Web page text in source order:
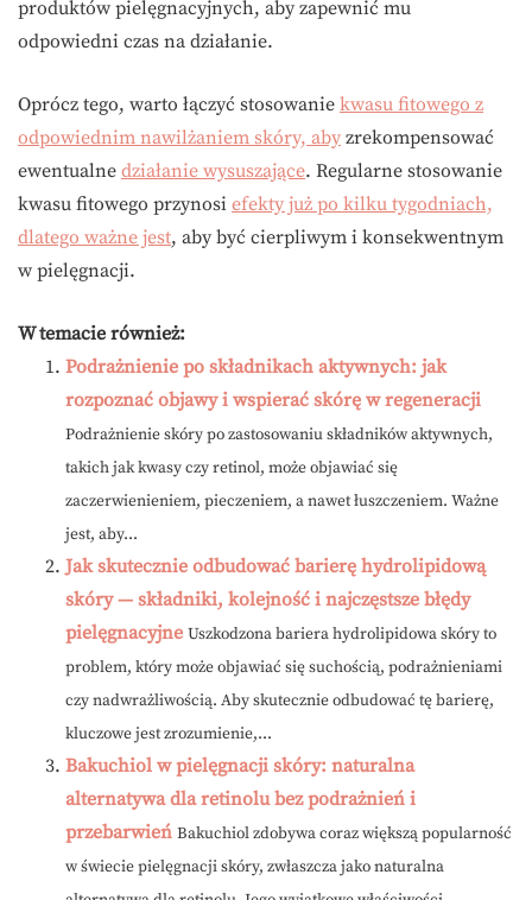
produktów pielęgnacyjnych, aby zapewnić mu
odpowiedni czas na działanie.
Oprócz tego, warto łączyć stosowanie kwasu fitowego z
odpowiednim nawilżaniem skóry, aby zrekompensować
ewentualne działanie wysuszające. Regularne stosowanie
kwasu fitowego przynosi efekty już po kilku tygodniach,
dlatego ważne jest, aby być cierpliwym i konsekwentnym
w pielęgnacji.
W temacie również:
Podrażnienie po składnikach aktywnych: jak
rozpoznać objawy i wspierać skórę w regeneracji
Podrażnienie skóry po zastosowaniu składników aktywnych,
takich jak kwasy czy retinol, może objawiać się
zaczerwienieniem, pieczeniem, a nawet łuszczeniem. Ważne
jest, aby...
Jak skutecznie odbudować barierę hydrolipidową
skóry — składniki, kolejność i najczęstsze błędy
pielęgnacyjne Uszkodzona bariera hydrolipidowa skóry to
problem, który może objawiać się suchością, podrażnieniami
czy nadwrażliwością. Aby skutecznie odbudować tę barierę,
kluczowe jest zrozumienie,...
Bakuchiol w pielęgnacji skóry: naturalna
alternatywa dla retinolu bez podrażnień i
przebarwień Bakuchiol zdobywa coraz większą popularność
w świecie pielęgnacji skóry, zwłaszcza jako naturalna